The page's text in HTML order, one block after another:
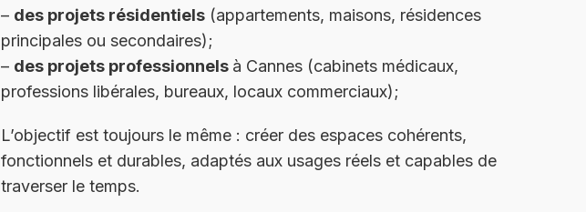
– des projets résidentiels (appartements, maisons, résidences
principales ou secondaires);
– des projets professionnels à Cannes (cabinets médicaux,
professions libérales, bureaux, locaux commerciaux);
L’objectif est toujours le même : créer des espaces cohérents,
fonctionnels et durables, adaptés aux usages réels et capables de
traverser le temps.